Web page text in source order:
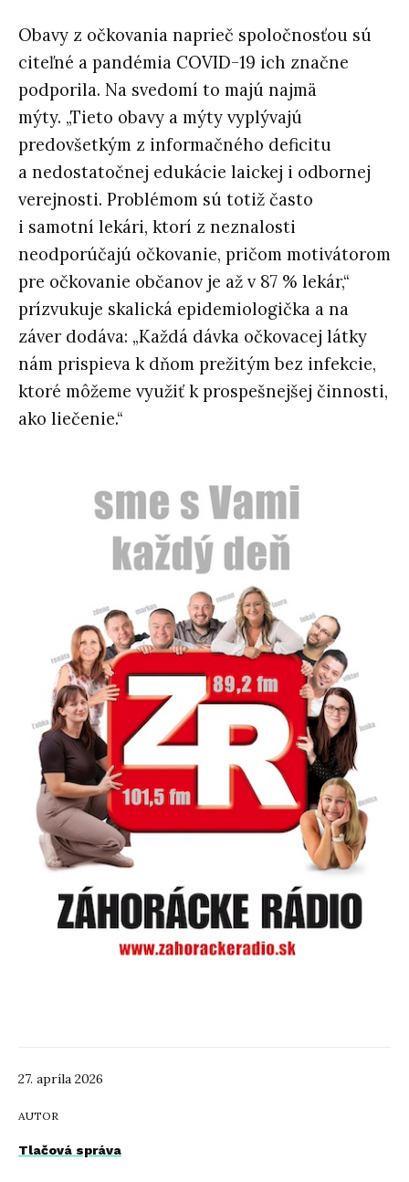
27. apríla 2026
AUTOR
Tlačová správa
Obavy z očkovania naprieč spoločnosťou sú
citeľné a pandémia COVID-19 ich značne
podporila. Na svedomí to majú najmä
mýty. „Tieto obavy a mýty vyplývajú
predovšetkým z informačného deficitu
a nedostatočnej edukácie laickej i odbornej
verejnosti. Problémom sú totiž často
i samotní lekári, ktorí z neznalosti
neodporúčajú očkovanie, pričom motivátorom
pre očkovanie občanov je až v 87 % lekár,“
prízvukuje skalická epidemiologička a na
záver dodáva: „Každá dávka očkovacej látky
nám prispieva k dňom prežitým bez infekcie,
ktoré môžeme využiť k prospešnejšej činnosti,
ako liečenie.“